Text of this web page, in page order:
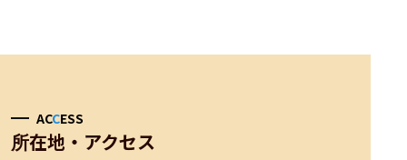
ACCESS
所在地・アクセス